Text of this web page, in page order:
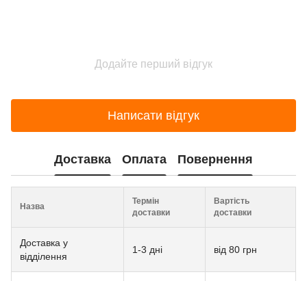
Додайте перший відгук
Написати відгук
Доставка Оплата Повернення
Назва
Термін
доставки
Вартість
доставки
Доставка у
відділення
1-3 дні від 80 грн